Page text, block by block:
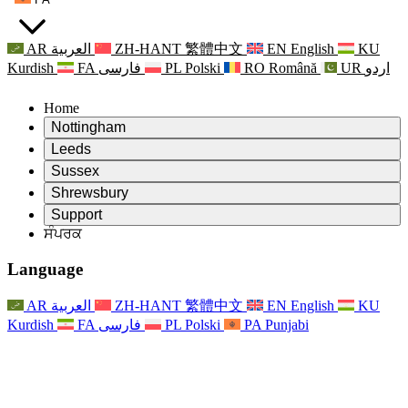
AR العربية ZH-HANT 繁體中文 EN English
KU
Kurdish
FA فارسی PL Polski RO Română UR اردو
Home
Nottingham
Review
ਸਮੀਖਿਆ ਦੇ ਚੇਅਰਮੈਨ
ਸੁਤੰਤਰ ਸਮੀਖਿਆ ਟੀਮ
ਸੰਦਰਭ ਦੀਆਂ ਸ਼ਰਤਾਂ
ਸੁਤੰਤਰ ਸਮੀਖਿਆ ਦੀ ਅੰਤਿਮ ਰਿਪੋਰਟ
ਅਕਸਰ ਪੁੱਛੇ ਜਾਣ ਵਾਲੇ ਸਵਾਲ
ਪਰਿਵਾਰਕ ਫੀਡਬੈਕ ਪ੍ਰਕਿਰਿਆ
ਨਿਊਜ਼ਲੈਟਰ
ਬਾਹਰ ਕੱਡਣਾ
Leeds
Review
ਸਮੀਖਿਆ ਦੇ ਚੇਅਰਮੈਨ
ਸੁਤੰਤਰ ਸਮੀਖਿਆ ਟੀਮ
ਹਵਾਲੇ ਦੀਆਂ ਸ਼ਰਤਾਂ
ਸੰਪਰਕ
ਪਰਿਵਾਰਾਂ ਲਈ ਮਨੋਵਿਗਿਆਨਕ ਸਹਾਇਤਾ
ਪਰਿਵਾਰਾਂ ਲਈ ਅੱਪਡੇਟ
ਘਟਨਾਵਾਂ
For Staff
ਸਟਾਫ ਲਈ ਸਹਾਇਤਾ
Sussex
Review
ਸਮੀਖਿਆ ਦੇ ਚੇਅਰਮੈਨ
ਸੁਤੰਤਰ ਸਮੀਖਿਆ ਟੀਮ
ਸੰਦਰਭ ਦੀਆਂ ਸ਼ਰਤਾਂ
For Families
ਪਰਿਵਾਰਾਂ ਲਈ ਅੱਪਡੇਟ
ਘਟਨਾਵਾਂ
Shrewsbury
Review
ਜਣੇਪਾ ਸਮੀਖਿਆ ਵਾਸਤੇ ਸੰਦਰਭ ਦੀਆਂ ਸ਼ਰਤਾਂ
ਸੁਤੰਤਰ ਸਮੀਖਿਆ ਦੀ ਅੰਤਿਮ ਰਿਪੋਰਟ
ਸੁਤੰਤਰ ਸਮੀਖਿਆ ਦੀ ਪਹਿਲੀ ਰਿਪੋਰਟ
For Families
ਅੱਪਡੇਟ
Support
Leeds
Nottingham
ਪਰਿਵਾਰਕ ਮਨੋਵਿਗਿਆਨਕ ਸਹਾਇਤਾ ਸੇਵਾ
ਮਾਨਸਿਕ ਸਿਹਤ ਸੰਕਟ ਸਹਾਇਤਾ
ਖੇਤਰੀ ਸੇਵਾਵਾਂ ਨੌਟਿੰਘਮ
National
ਸੰਪਰਕ
Language
AR العربية ZH-HANT 繁體中文 EN English
KU
Kurdish
FA فارسی PL Polski PA Punjabi